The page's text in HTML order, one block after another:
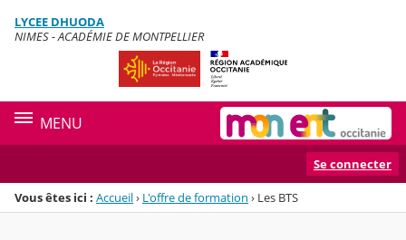
Menu de la rubrique
Contenu
LYCEE DHUODA
NIMES - ACADÉMIE DE MONTPELLIER
MENU
Se connecter
Vous êtes ici : Accueil› L'offre de formation › Les BTS